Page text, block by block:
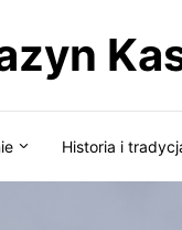
Historia i